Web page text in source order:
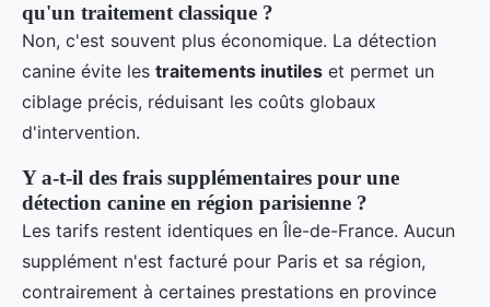
qu'un traitement classique ?
Non, c'est souvent plus économique. La détection
canine évite les traitements inutiles et permet un
ciblage précis, réduisant les coûts globaux
d'intervention.
Y a-t-il des frais supplémentaires pour une
détection canine en région parisienne ?
Les tarifs restent identiques en Île-de-France. Aucun
supplément n'est facturé pour Paris et sa région,
contrairement à certaines prestations en province